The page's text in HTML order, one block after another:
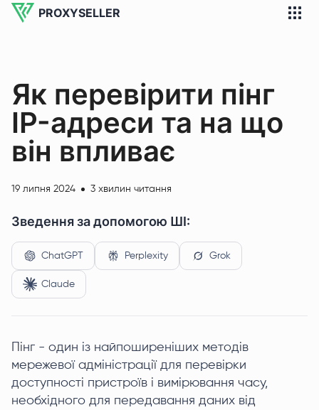
PROXYSELLER
Як перевірити пінг
IP-адреси та на що
він впливає
19 липня 2024 3 хвилин читання
Зведення за допомогою ШІ:
ChatGPT Perplexity Grok
Claude
Пінг - один із найпоширеніших методів
мережевої адміністрації для перевірки
доступності пристроїв і вимірювання часу,
необхідного для передавання даних від